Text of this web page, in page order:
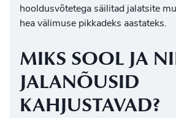
hooldusvõtetega säilitad jalatsite
hea välimuse pikkadeks aastateks.
MIKS SOOL JA
JALANÕUSID
KAHJUSTAVAD?